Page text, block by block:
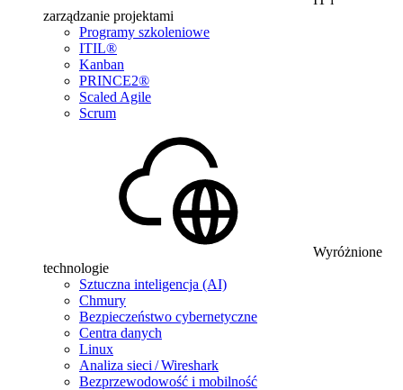
zarządzanie projektami
Programy szkoleniowe
ITIL®
Kanban
PRINCE2®
Scaled Agile
Scrum
Wyróżnione
technologie
Sztuczna inteligencja (AI)
Chmury
Bezpieczeństwo cybernetyczne
Centra danych
Linux
Analiza sieci / Wireshark
Bezprzewodowość i mobilność